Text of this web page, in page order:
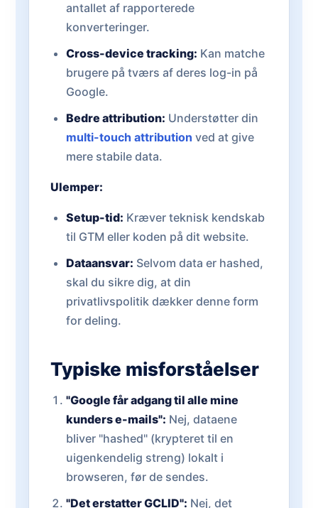
antallet af rapporterede
konverteringer.
Cross-device tracking: Kan matche
brugere på tværs af deres log-in på
Google.
Bedre attribution: Understøtter din
multi-touch attribution ved at give
mere stabile data.
Ulemper:
Setup-tid: Kræver teknisk kendskab
til GTM eller koden på dit website.
Dataansvar: Selvom data er hashed,
skal du sikre dig, at din
privatlivspolitik dækker denne form
for deling.
Typiske misforståelser
"Google får adgang til alle mine
kunders e-mails": Nej, dataene
bliver "hashed" (krypteret til en
uigenkendelig streng) lokalt i
browseren, før de sendes.
"Det erstatter GCLID": Nej, det